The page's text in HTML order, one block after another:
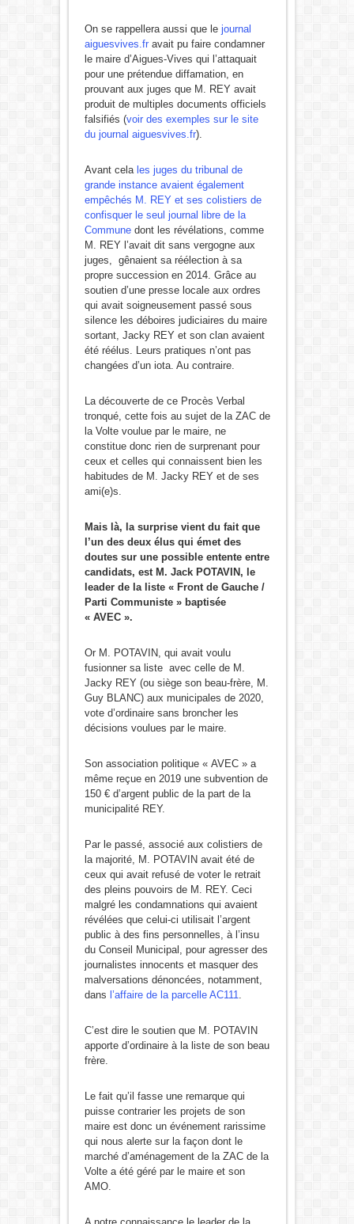
On se rappellera aussi que le journal
aiguesvives.fravait pu faire condamner
le maire d’Aigues-Vives qui l’attaquait
pour une prétendue diffamation, en
prouvant aux juges que M. REY avait
produit de multiples documents officiels
falsifiés (voir des exemples sur le site
du journal aiguesvives.fr).
Avant cela les juges du tribunal de
grande instance avaient également
empêchés M. REY et ses colistiers de
confisquer le seul journal libre de la
Commune dont les révélations, comme
M. REY l’avait dit sans vergogne aux
juges, gênaient sa réélection à sa
propre succession en 2014. Grâce au
soutien d’une presse locale aux ordres
qui avait soigneusement passé sous
silence les déboires judiciaires du maire
sortant, Jacky REY et son clan avaient
été réélus. Leurs pratiques n’ont pas
changées d’un iota. Au contraire.
La découverte de ce Procès Verbal
tronqué, cette fois au sujet de la ZAC de
la Volte voulue par le maire, ne
constitue donc rien de surprenant pour
ceux et celles qui connaissent bien les
habitudes de M. Jacky REY et de ses
ami(e)s.
Mais là, la surprise vient du fait que
l’un des deux élus qui émet des
doutes sur une possible entente entre
candidats, est M. Jack POTAVIN, le
leader de la liste « Front de Gauche /
Parti Communiste » baptisée
« AVEC ».
Or M. POTAVIN, qui avait voulu
fusionner sa liste avec celle de M.
Jacky REY (ou siège son beau-frère, M.
Guy BLANC) aux municipales de 2020,
vote d’ordinaire sans broncher les
décisions voulues par le maire.
Son association politique « AVEC » a
même reçue en 2019 une subvention de
150 € d’argent public de la part de la
municipalité REY.
Par le passé, associé aux colistiers de
la majorité, M. POTAVIN avait été de
ceux qui avait refusé de voter le retrait
des pleins pouvoirs de M. REY. Ceci
malgré les condamnations qui avaient
révélées que celui-ci utilisait l’argent
public à des fins personnelles, à l’insu
du Conseil Municipal, pour agresser des
journalistes innocents et masquer des
malversations dénoncées, notamment,
dans l’affaire de la parcelle AC111
C’est dire le soutien que M. POTAVIN
apporte d’ordinaire à la liste de son beau
frère.
Le fait qu’il fasse une remarque qui
puisse contrarier les projets de son
maire est donc un événement rarissime
qui nous alerte sur la façon dont le
marché d’aménagement de la ZAC de la
Volte a été géré par le maire et son
AMO.
A notre connaissance le leader de la